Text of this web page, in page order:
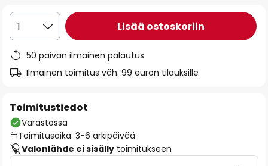
1 Lisää ostoskoriin
50 päivän ilmainen palautus
Ilmainen toimitus väh. 99 euron tilauksille
Toimitustiedot
Varastossa
Toimitusaika: 3-6 arkipäivää
Valonlähde ei sisälly toimitukseen